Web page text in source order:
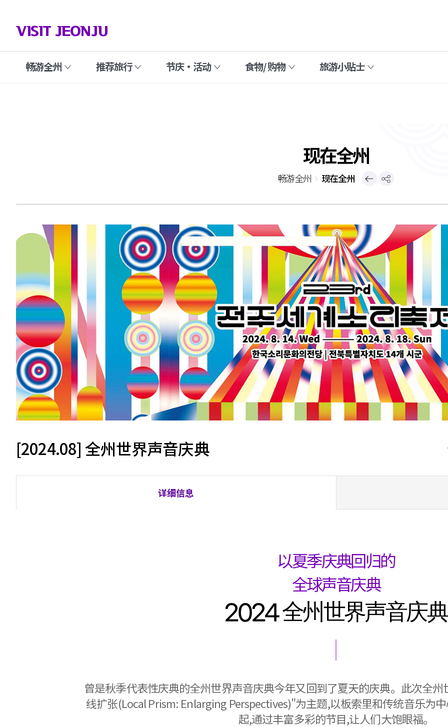
VISIT JEONJU
畅游全州 推荐旅行 节庆·活动 食物/ 购物 旅游小贴士
现在全州
畅游全州 现在全州
后
一
[2024.08] 全州世界声音庆典
详细信息
以夏季庆典回归的
全球声音庆典
2024 全州世界声音庆典
曾是秋季代表性庆典的全州世界声音庆典今年又回到了夏天的庆典。此次全
线扩张(Local Prism: Enlarging Perspectives)"为主题,以板索里和传统音乐为
起,通过丰富多彩的节目,让人们大饱眼福。